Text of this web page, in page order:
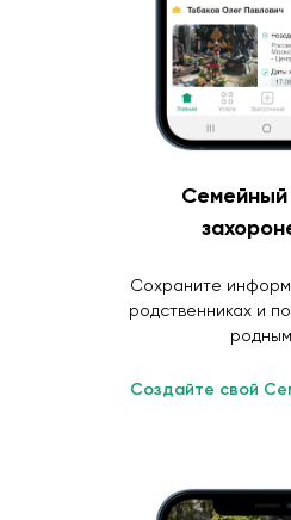
Семейный
Сохраните
родственниках и
Создайте свой